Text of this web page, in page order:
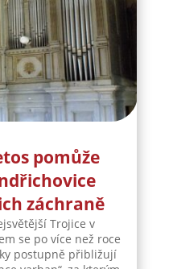
pomůže
záchraně
Trojice v
se po více než roce
postupně přibližují